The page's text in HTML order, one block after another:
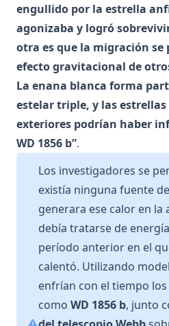
engullido por la estrella
agonizaba y logró
otra es que la migración se
efecto gravitacional de
La enana blanca forma
estelar triple, y las
exteriores podrían haber
WD 1856 b”.
Los investigadores se
existía ninguna fuente
generara ese calor en
debía tratarse de
período anterior en el
calentó. Utilizando
enfrían con el tiempo
como WD 1856 b, junto